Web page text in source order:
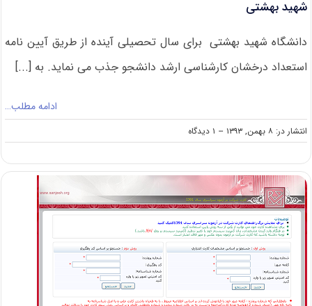
شهید بهشتی
دانشگاه شهید بهشتی برای سال تحصیلی آینده از طریق آیین نامه
استعداد درخشان کارشناسی ارشد دانشجو جذب می نماید. به [...]
ادامه مطلب…
انتشار در: ۸ بهمن, ۱۳۹۳ -- ۱ دیدگاه
on
اطلاعیه
دانشجوی
ارشد
بدون
آزمون
۹۴
دانشگاه